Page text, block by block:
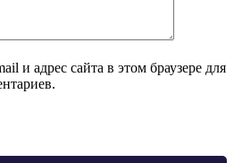
и адрес сайта в этом браузере для